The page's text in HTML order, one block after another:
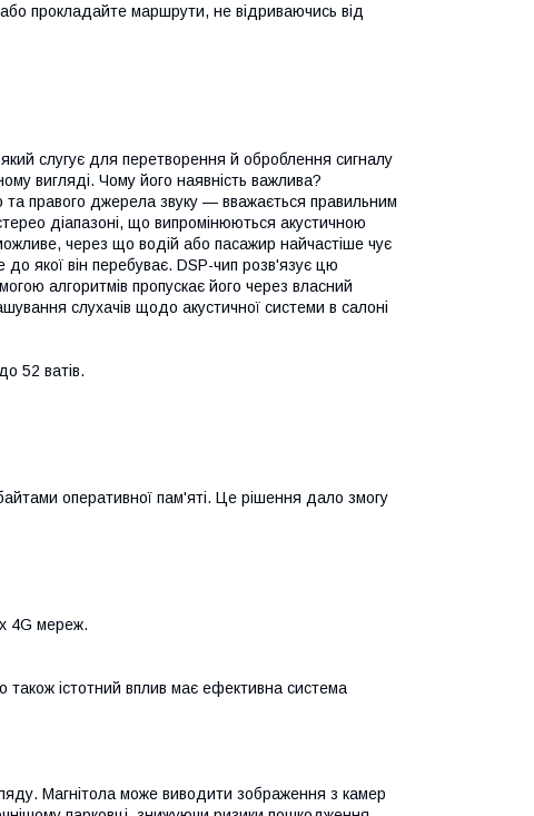
прокладайте маршрути, не відриваючись від
слугує для перетворення й оброблення сигналу
вигляді. Чому його наявність важлива?
та правого джерела звуку — вважається правильним
діапазоні, що випромінюються акустичною
через що водій або пасажир найчастіше чує
до якої він перебуває. DSP-чип розв'язує цю
алгоритмів пропускає його через власний
слухачів щодо акустичної системи в салоні
52 ватів.
оперативної пам'яті. Це рішення дало змогу
4G мереж.
істотний вплив має ефективна система
Магнітола може виводити зображення з камер